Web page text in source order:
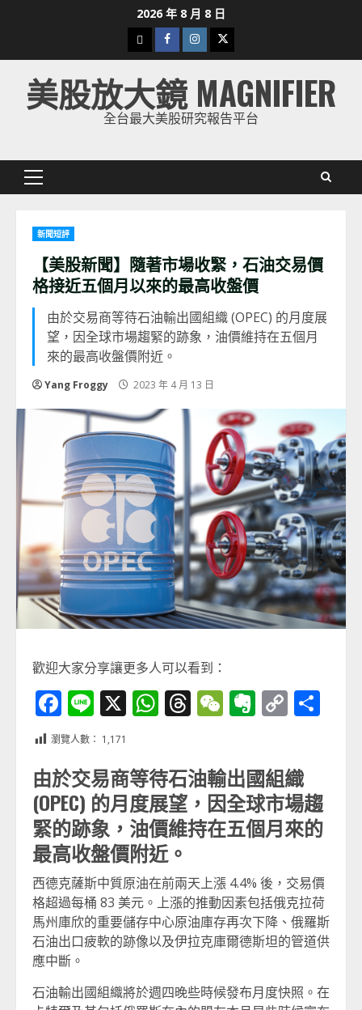
2026 年 8 月 8 日
下
載
美
股
Facebook
Instagram
Twitter
美股放大鏡 MAGNIFIER
全台最大美股研究報告平台
Primary
新聞短評
【美股新聞】隨著市場收緊，石油交易價
格接近五個月以來的最高收盤價
由於交易商等待石油輸出國組織 (OPEC) 的月度展
望，因全球市場趨緊的跡象，油價維持在五個月
來的最高收盤價附近。
Yang Froggy 2023 年 4 月 13 日
歡迎大家分享讓更多人可以看到：
Facebook
Line
X WhatsApp
Threads
WeChat
Evernote
Copy
瀏覽人數： 1,171
由於交易商等待石油輸出國組織
(OPEC) 的月度展望，因全球市場趨
緊的跡象，油價維持在五個月來的
最高收盤價附近。
西德克薩斯中質原油在前兩天上漲 4.4% 後，交易價
格超過每桶 83 美元。上漲的推動因素包括俄克拉荷
馬州庫欣的重要儲存中心原油庫存再次下降、俄羅斯
石油出口疲軟的跡像以及伊拉克庫爾德斯坦的管道供
應中斷。
石油輸出國組織將於週四晚些時候發布月度快照。在